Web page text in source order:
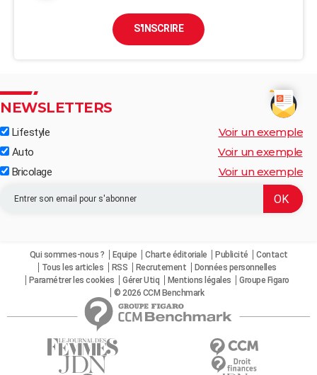
S'INSCRIRE
NEWSLETTERS
Lifestyle Voir un exemple
Auto Voir un exemple
Bricolage Voir un exemple
Qui sommes-nous ? Equipe Charte éditoriale Publicité
Contact
Tous les articles
RSS Recrutement
Données personnelles
Paramétrer les cookies
Gérer Utiq Mentions légales
Groupe Figaro
© 2026 CCM Benchmark